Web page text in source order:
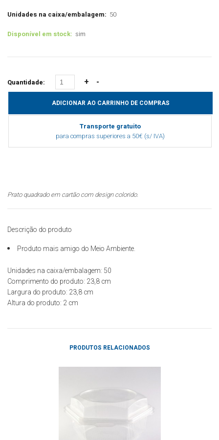
Unidades na caixa/embalagem: 50
Disponível em stock: sim
Quantidade:
Transporte gratuito
para compras superiores a 50€ (s/ IVA)
Prato quadrado em cartão com design colorido.
Descrição do produto
Produto mais amigo do Meio Ambiente.
Unidades na caixa/embalagem: 50
Comprimento do produto: 23,8cm
Largura do produto: 23,8cm
Altura do produto: 2cm
PRODUTOS RELACIONADOS